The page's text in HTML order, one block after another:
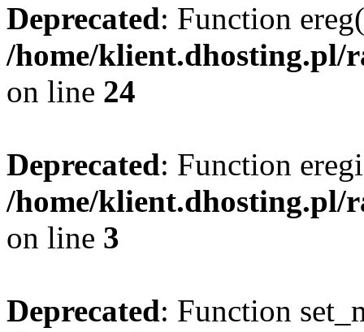
Deprecated: Function
/home/klient.dhosting.pl/
on line 24
Deprecated: Function
/home/klient.dhosting.pl/
on line 3
Deprecated: Function